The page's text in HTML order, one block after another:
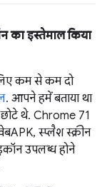
का इस्तेमाल किया
कम से कम दो
. आपने हमें बताया था
थे. Chrome 71
स्प्लैश स्क्रीन
उपलब्ध होने